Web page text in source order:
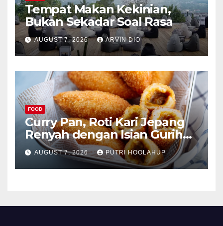
Tempat Makan Kekinian,
Bukan Sekadar Soal Rasa
AUGUST 7, 2026 ARVIN DIO
FOOD
Curry Pan, Roti Kari Jepang
Renyah dengan Isian Gurih
Menggoda
AUGUST 7, 2026 PUTRI HOOLAHUP